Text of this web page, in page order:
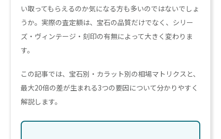
い取ってもらえるのか気になる方も多いのではないでしょ
うか。実際の査定額は、宝石の品質だけでなく、シリー
ズ・ヴィンテージ・刻印の有無によって大きく変わりま
す。
この記事では、宝石別・カラット別の相場マトリクスと、
最大20倍の差が生まれる3つの要因について分かりやすく
解説します。